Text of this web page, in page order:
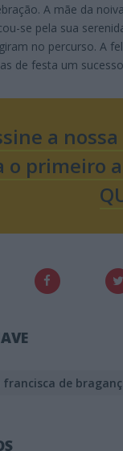
A mãe da
se pela sua
no percurso. A
de festa um
a nossa
o primeiro
de